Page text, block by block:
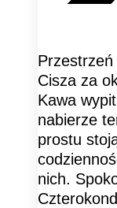
Cisza za
Kawa
nabierze
prostu
nich.